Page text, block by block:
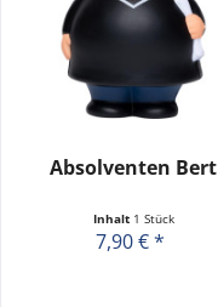
Absolventen Bert
Inhalt 1 Stück
7,90 € *